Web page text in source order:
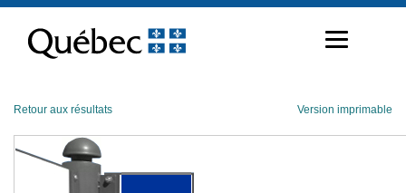
contenu
Retour aux résultats Version imprimable